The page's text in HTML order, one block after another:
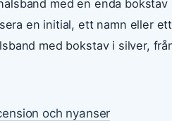
med en enda
en initial, ett namn eller
med bokstav i silver,
och nyanser